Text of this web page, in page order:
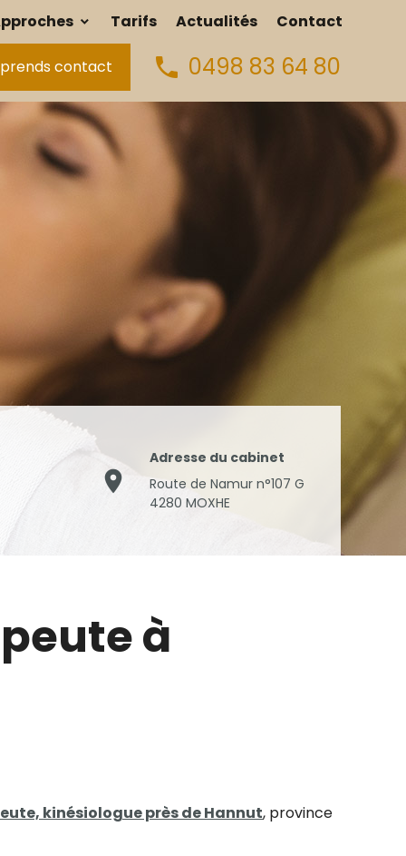
Tarifs Actualités Contact
contact phone 0498 83 64 80
place
Adresse du cabinet
Route de Namur n°107 G
4280 MOXHE
à
kinésiologue près de Hannut, province